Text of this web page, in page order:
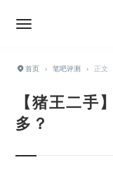
首页 › 笔吧评测 › 正文
【猪王二手
多？